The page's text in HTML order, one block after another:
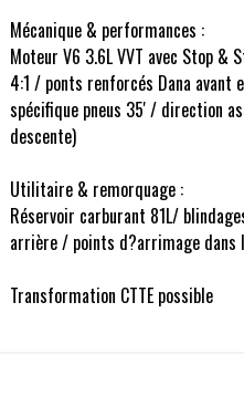
Mécanique & performances :
Moteur V6 3.6L VVT avec Stop
4:1 / ponts renforcés Dana
spécifique pneus 35' / direction
descente)
Utilitaire & remorquage :
Réservoir carburant 81L/
arrière / points d?arrimage
Transformation CTTE possible